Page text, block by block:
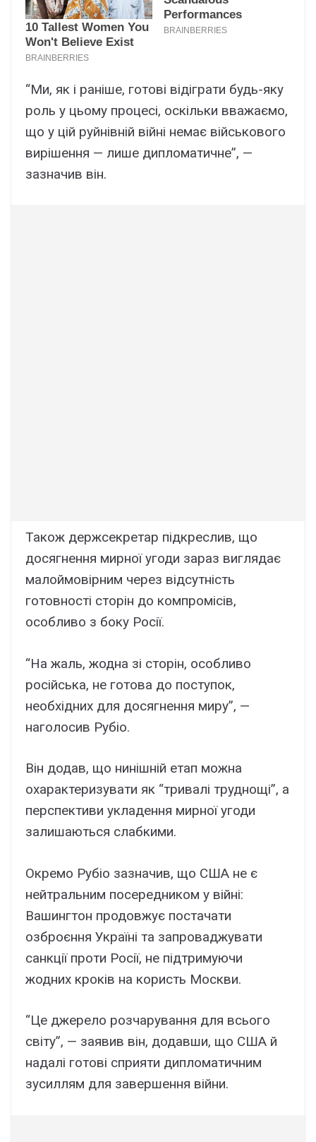
“Ми, як і раніше, готові відіграти будь-яку
роль у цьому процесі, оскільки вважаємо,
що у цій руйнівній війні немає військового
вирішення — лише дипломатичне”, —
зазначив він.
Також держсекретар підкреслив, що
досягнення мирної угоди зараз виглядає
малоймовірним через відсутність
готовності сторін до компромісів,
особливо з боку Росії.
“На жаль, жодна зі сторін, особливо
російська, не готова до поступок,
необхідних для досягнення миру”, —
наголосив Рубіо.
Він додав, що нинішній етап можна
охарактеризувати як “тривалі труднощі”, а
перспективи укладення мирної угоди
залишаються слабкими.
Окремо Рубіо зазначив, що США не є
нейтральним посередником у війні:
Вашингтон продовжує постачати
озброєння Україні та запроваджувати
санкції проти Росії, не підтримуючи
жодних кроків на користь Москви.
“Це джерело розчарування для всього
світу”, — заявив він, додавши, що США й
надалі готові сприяти дипломатичним
зусиллям для завершення війни.